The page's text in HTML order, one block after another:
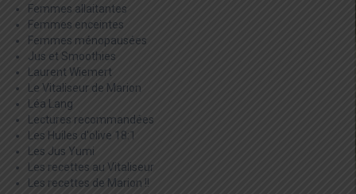
Femmes allaitantes
Femmes enceintes
Femmes ménopausées
Jus et Smoothies
Laurent Wiemert
Le Vitaliseur de Marion
Léa Lang
Lectures recommandées
Les Huiles d'olive 18:1
Les Jus Yumi
Les recettes au Vitaliseur
Les recettes de Marion !!